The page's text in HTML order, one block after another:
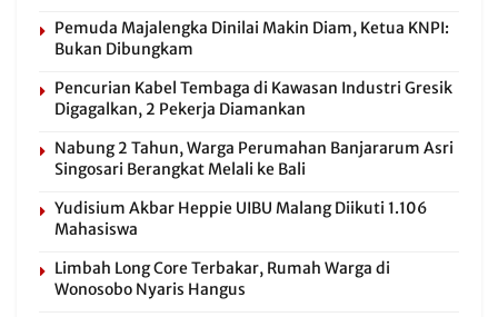
Pemuda Majalengka Dinilai Makin Diam, Ketua KNPI:
Bukan Dibungkam
Pencurian Kabel Tembaga di Kawasan Industri Gresik
Digagalkan, 2 Pekerja Diamankan
Nabung 2 Tahun, Warga Perumahan Banjararum Asri
Singosari Berangkat Melali ke Bali
Yudisium Akbar Heppie UIBU Malang Diikuti 1.106
Mahasiswa
Limbah Long Core Terbakar, Rumah Warga di
Wonosobo Nyaris Hangus